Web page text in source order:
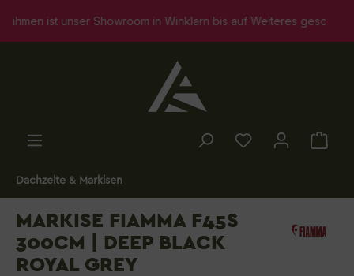
springen
ist unser Showroom in Winklarn bis auf Weiteres
Dachzelte & Markisen
MARKISE FIAMMA F45S
300CM | DEEP BLACK
ROYAL GREY